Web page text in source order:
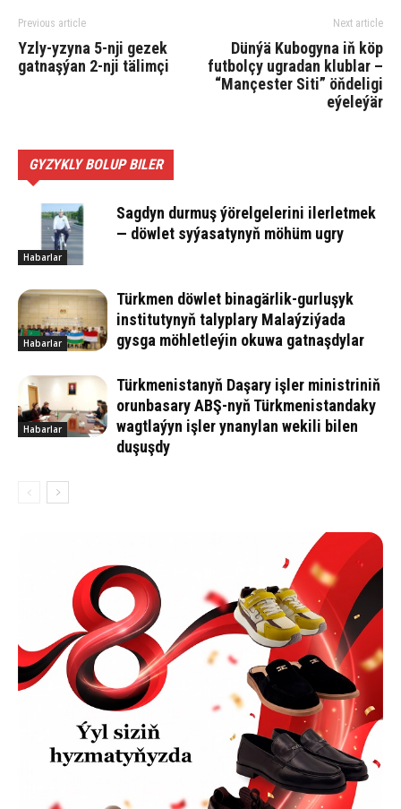
Previous article
Yzly-yzyna 5-nji gezek
gatnaşýan 2-nji tälimçi
Next article
Dünýä Kubogyna iň köp
futbolçy ugradan klublar –
“Mançester Siti” öňdeligi
eýeleýär
GYZYKLY BOLUP BILER
Habarlar
Sagdyn durmuş ýörelgelerini ilerletmek
— döwlet syýasatynyň möhüm ugry
Habarlar
Türkmen döwlet binagärlik-gurluşyk
institutynyň talyplary Malaýziýada
gysga möhletleýin okuwa gatnaşdylar
Habarlar
Türkmenistanyň Daşary işler ministriniň
orunbasary ABŞ-nyň Türkmenistandaky
wagtlaýyn işler ynanylan wekili bilen
duşuşdy